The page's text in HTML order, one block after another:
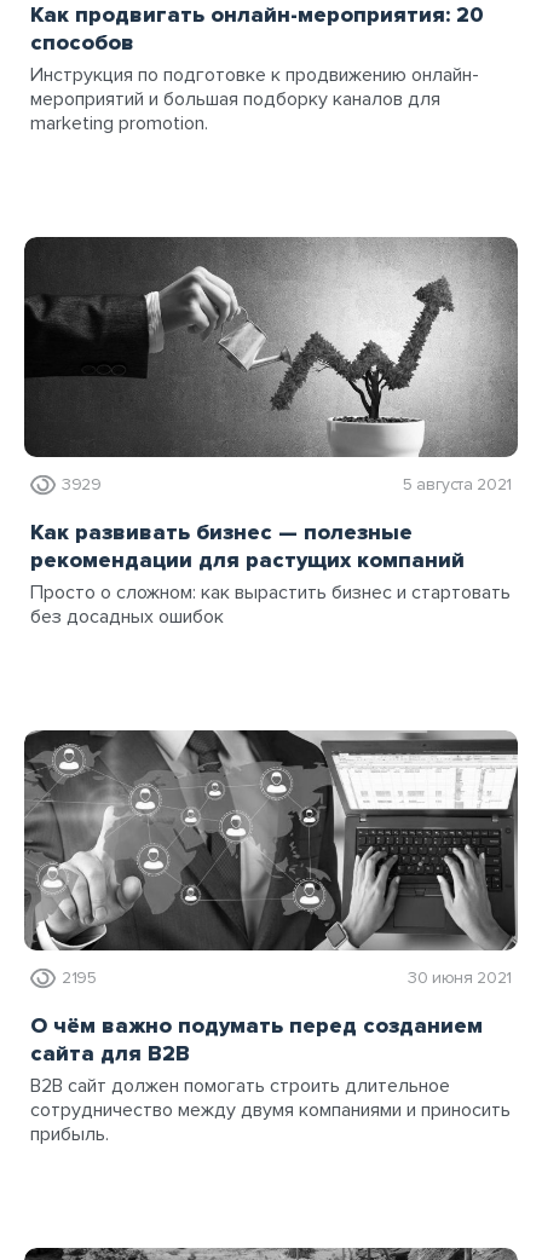
Как продвигать онлайн-мероприятия: 20
способов
Инструкция по подготовке к продвижению онлайн-
мероприятий и большая подборку каналов для
marketing promotion.
3929 5 августа 2021
Как развивать бизнес — полезные
рекомендации для растущих компаний
Просто о сложном: как вырастить бизнес и стартовать
без досадных ошибок
2195 30 июня 2021
О чём важно подумать перед созданием
сайта для B2B
B2B сайт должен помогать строить длительное
сотрудничество между двумя компаниями и приносить
прибыль.